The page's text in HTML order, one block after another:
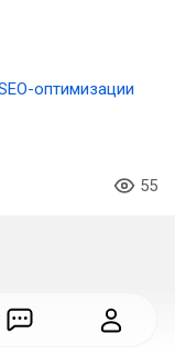
оптимизации
55